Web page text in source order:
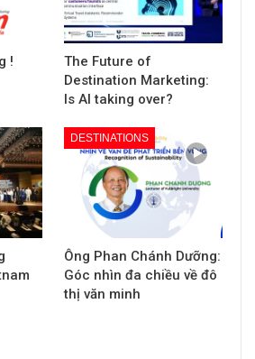
!
The Future of
Destination Marketing:
Is AI taking over?
DESTINATIONS
Ông Phan Chánh Dưỡng:
Góc nhìn đa chiều về đô
thị văn minh